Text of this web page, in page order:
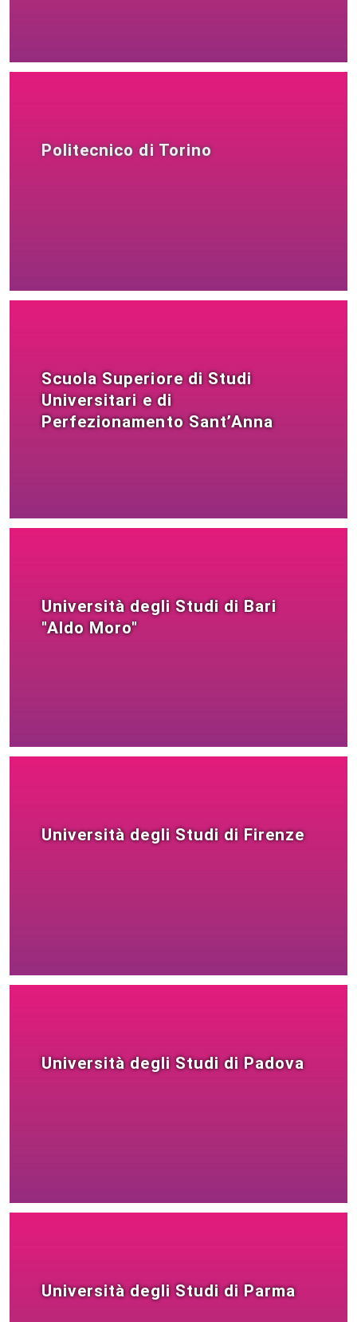
Politecnico di Torino
Scuola Superiore di Studi
Universitari e di
Perfezionamento Sant’Anna
Università degli Studi di Bari
"Aldo Moro"
Università degli Studi di Firenze
Università degli Studi di Padova
Università degli Studi di Parma